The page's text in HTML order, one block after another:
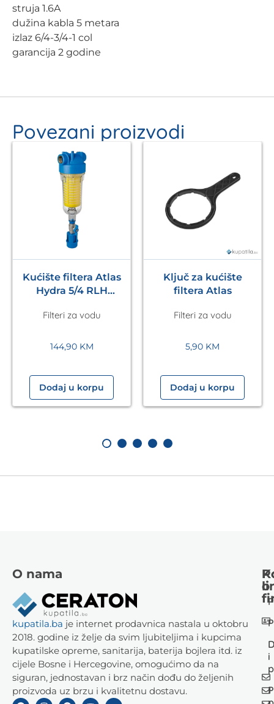
struja 1.6A
dužina kabla 5 metara
izlaz 6/4-3/4-1 col
garancija 2 godine
Povezani proizvodi
Kućište filtera Atlas
Hydra 5/4 RLH
Filteri za vodu
144,90 KM
Dodaj u korpu
Ključ za kućište
filtera Atlas
Filteri za vodu
5,90 KM
Dodaj u korpu
O nama
kupatila.ba je internet prodavnica nastala u oktobru
2018. godine iz želje da svim ljubiteljima i kupcima
kupatilske opreme, sanitarija, baterija bojlera itd. iz
cijele Bosne i Hercegovine, omogućimo da na
siguran, jednostavan i brz način dođu do željenih
proizvoda uz brzu i kvalitetnu dostavu.
i
o